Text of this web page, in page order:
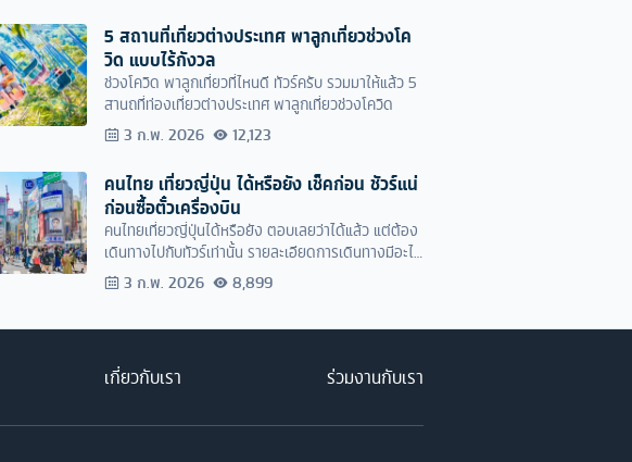
5 สถานที่เที่ยวต่างประเทศ พาลูกเที่ยวช่วงโค
วิด แบบไร้กังวล
ช่วงโควิด พาลูกเที่ยวที่ไหนดี ทัวร์ครับ รวมมาให้แล้ว 5
สานถที่ท่องเที่ยวต่างประเทศ พาลูกเที่ยวช่วงโควิด
3 ก.พ. 2026 12,123
คนไทย เที่ยวญี่ปุ่น ได้หรือยัง เช็คก่อน ชัวร์แน่
ก่อนซื้อตั๋วเครื่องบิน
คนไทยเที่ยวญี่ปุ่นได้หรือยัง ตอบเลยว่าได้แล้ว แต่ต้อง
เดินทางไปกับทัวร์เท่านั้น รายละเอียดการเดินทางมีอะไร
บ้างตามไปเช็คลิสต์กันได้เลย
3 ก.พ. 2026 8,899
เกี่ยวกับเรา ร่วมงานกับเรา